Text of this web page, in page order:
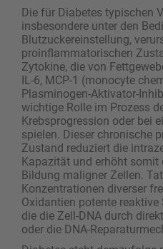
Die für Diabetes typischen
insbesondere unter den
Blutzuckereinstellung,
proinflammatorischen
Zytokine, die von
IL-6, MCP-1 (monocyte
Plasminogen-Aktivator-
wichtige Rolle im Prozess
Krebsprogression oder bei
spielen. Dieser chronische
Zustand reduziert die
Kapazität und erhöht somit
Bildung ­maligner Zellen.
Konzentrationen diverser
Oxidantien ­potente
die die Zell-DNA durch
oder die DNA-